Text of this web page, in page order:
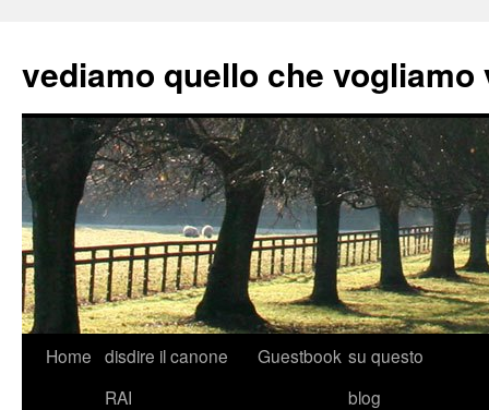
vediamo quello che vogliamo
Skip
Home disdire il canone
RAI
Guestbook su questo
blog